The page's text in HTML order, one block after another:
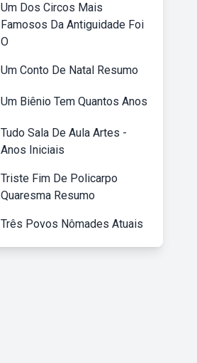
Um Dos Circos Mais
Famosos Da Antiguidade Foi
O
Um Conto De Natal Resumo
Um Biênio Tem Quantos Anos
Tudo Sala De Aula Artes -
Anos Iniciais
Triste Fim De Policarpo
Quaresma Resumo
Três Povos Nômades Atuais